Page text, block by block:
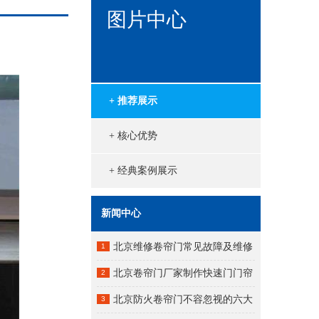
图片中心
+ 推荐展示
+ 核心优势
+ 经典案例展示
新闻中心
1
北京维修卷帘门常见故障及维修
方法：
2
北京卷帘门厂家制作快速门门帘
用什么材料？
3
北京防火卷帘门不容忽视的六大